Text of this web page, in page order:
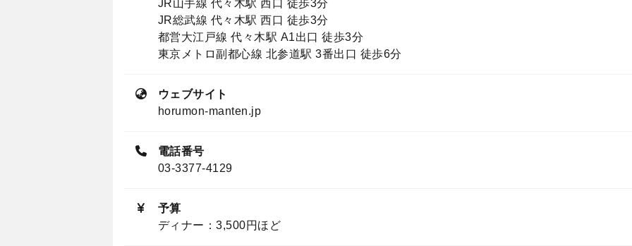
JR山手線 代々木駅 西口 徒歩3分
JR総武線 代々木駅 西口 徒歩3分
都営大江戸線 代々木駅 A1出口 徒歩3分
東京メトロ副都心線 北参道駅 3番出口 徒歩6分
ウェブサイト
horumon-manten.jp
電話番号
03-3377-4129
予算
ディナー：3,500円ほど